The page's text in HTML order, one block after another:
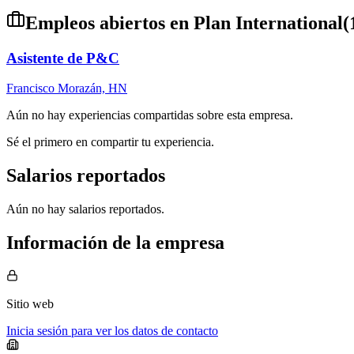
Empleos abiertos en Plan International(
Asistente de P&C
Francisco Morazán, HN
Aún no hay experiencias compartidas sobre esta empresa.
Sé el primero en compartir tu experiencia.
Salarios reportados
Aún no hay salarios reportados.
Información de la empresa
Sitio web
Inicia sesión para ver los datos de contacto